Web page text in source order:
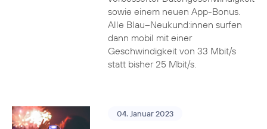
sowie einem neuen App-Bonus.
Alle Blau–Neukund:innen surfen
dann mobil mit einer
Geschwindigkeit von 33 Mbit/s
statt bisher 25 Mbit/s.
04. Januar 2023